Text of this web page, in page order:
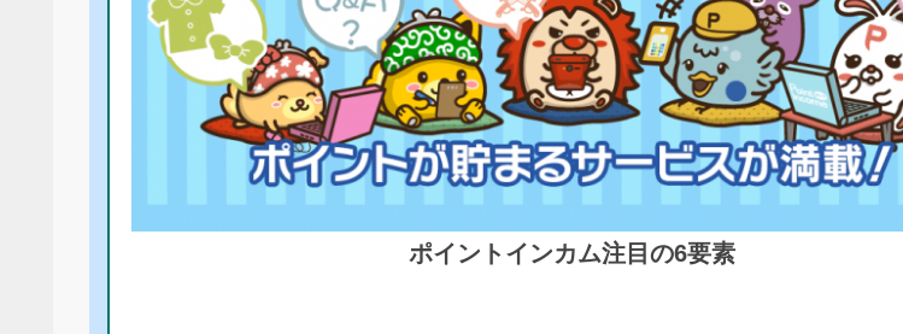
ポイントインカム注目の6要素